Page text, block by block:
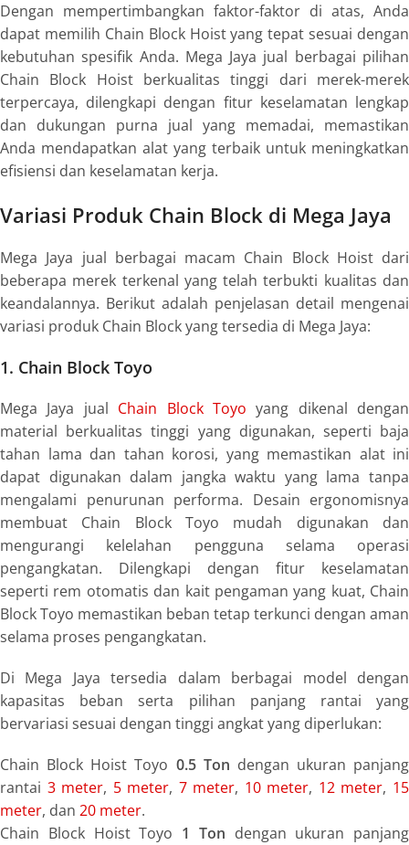
Dengan mempertimbangkan faktor-faktor di atas, Anda
dapat memilih Chain Block Hoist yang tepat sesuai dengan
kebutuhan spesifik Anda. Mega Jaya jual berbagai pilihan
Chain Block Hoist berkualitas tinggi dari merek-merek
terpercaya, dilengkapi dengan fitur keselamatan lengkap
dan dukungan purna jual yang memadai, memastikan
Anda mendapatkan alat yang terbaik untuk meningkatkan
efisiensi dan keselamatan kerja.
Variasi Produk Chain Block di Mega Jaya
Mega Jaya jual berbagai macam Chain Block Hoist dari
beberapa merek terkenal yang telah terbukti kualitas dan
keandalannya. Berikut adalah penjelasan detail mengenai
variasi produk Chain Block yang tersedia di Mega Jaya:
1. Chain Block Toyo
Mega Jaya jual Chain Block Toyo yang dikenal dengan
material berkualitas tinggi yang digunakan, seperti baja
tahan lama dan tahan korosi, yang memastikan alat ini
dapat digunakan dalam jangka waktu yang lama tanpa
mengalami penurunan performa. Desain ergonomisnya
membuat Chain Block Toyo mudah digunakan dan
mengurangi kelelahan pengguna selama operasi
pengangkatan. Dilengkapi dengan fitur keselamatan
seperti rem otomatis dan kait pengaman yang kuat, Chain
Block Toyo memastikan beban tetap terkunci dengan aman
selama proses pengangkatan.
Di Mega Jaya tersedia dalam berbagai model dengan
kapasitas beban serta pilihan panjang rantai yang
bervariasi sesuai dengan tinggi angkat yang diperlukan:
Chain Block Hoist Toyo 0.5 Ton dengan ukuran panjang
rantai 3 meter, 5 meter, 7 meter, 10 meter, 12 meter, 15
meter, dan 20 meter.
Chain Block Hoist Toyo 1 Ton dengan ukuran panjang